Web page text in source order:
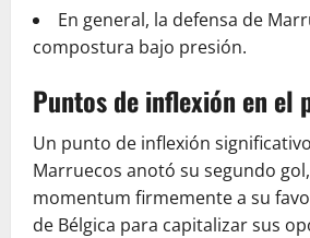
En general, la defensa de
compostura bajo presión.
Puntos de inflexión en el
Un punto de inflexión
Marruecos anotó su segundo
momentum firmemente a su
de Bélgica para capitalizar sus